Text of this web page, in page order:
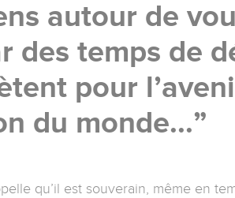
autour de
des temps de
pour
du monde...
qu’il est souverain, même en